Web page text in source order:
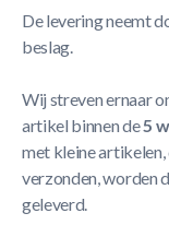
De levering neemt
beslag.
Wij streven ernaar
artikel binnen de5
met kleine
verzonden, worden
geleverd.